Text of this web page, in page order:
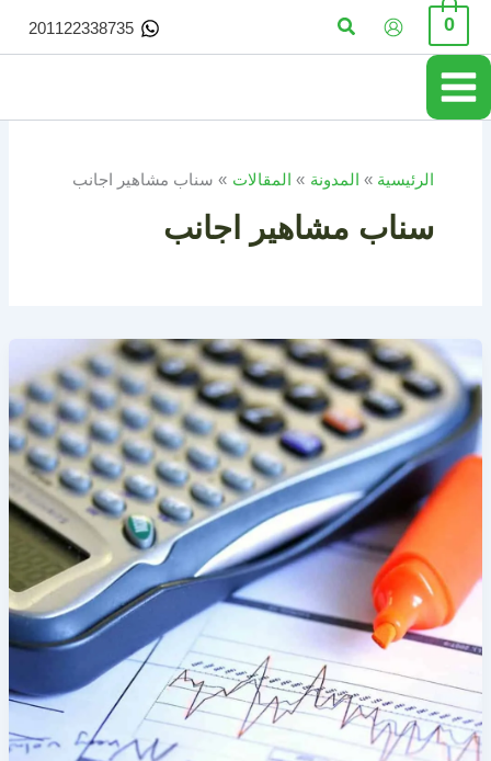
تخطي
المحتوى
0 البحث 201122338735
الرئيسية المدونة المقالات سناب مشاهير اجانب
سناب مشاهير اجانب